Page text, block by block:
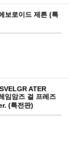
보로이드 제튼 (특
ATER
임암즈 걸 프레즈
(특전판)